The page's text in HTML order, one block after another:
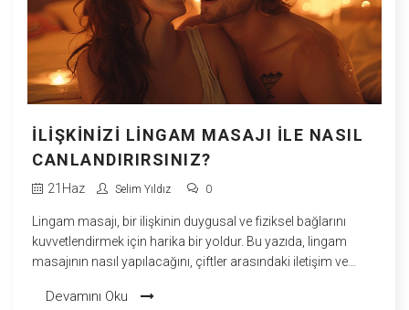
İLIŞKINIZI LINGAM MASAJI ILE NASIL
CANLANDIRIRSINIZ?
21 Haz Selim Yıldız 0
Lingam masajı, bir ilişkinin duygusal ve fiziksel bağlarını
kuvvetlendirmek için harika bir yoldur. Bu yazıda, lingam
masajının nasıl yapılacağını, çiftler arasındaki iletişim ve
masaj türünün faydaları ve püf noktalarına değineceğiz.
Devamını Oku